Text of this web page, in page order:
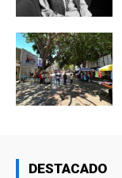
DESTACADO